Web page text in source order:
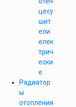
цесу
шит
ели
елек
трич
ески
е
Радиатор
ы
отопления